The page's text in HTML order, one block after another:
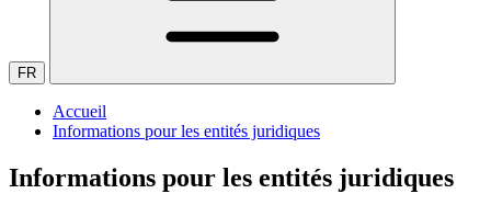
FR
Accueil
Informations pour les entités juridiques
Informations pour les entités juridiques